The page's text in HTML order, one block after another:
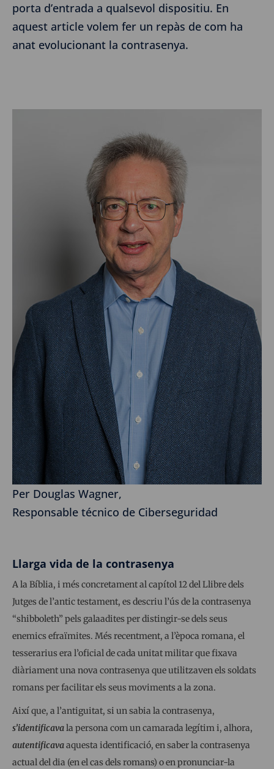
porta d’entrada a qualsevol dispositiu. En
aquest article volem fer un repàs de com ha
anat evolucionant la contrasenya.
Per Douglas Wagner,
Responsable técnico de Ciberseguridad
Llarga vida de la contrasenya
A la Bíblia, i més concretament al capítol 12 del Llibre dels
Jutges de l’antic testament, es descriu l’ús de la contrasenya
“shibboleth” pels galaadites per distingir-se dels seus
enemics efraïmites. Més recentment, a l’època romana, el
tesserarius era l’oficial de cada unitat militar que fixava
diàriament una nova contrasenya que utilitzaven els soldats
romans per facilitar els seus moviments a la zona.
Així que, a l’antiguitat, si un sabia la contrasenya,
s’identificavala persona com un camarada legítim i, alhora,
autentificavaaquesta identificació, en saber la contrasenya
actual del dia (en el cas dels romans) o en pronunciar-la